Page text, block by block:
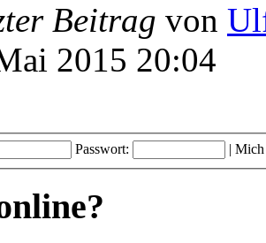
Beitrag von
2015 20:04
Passwort: | Mich